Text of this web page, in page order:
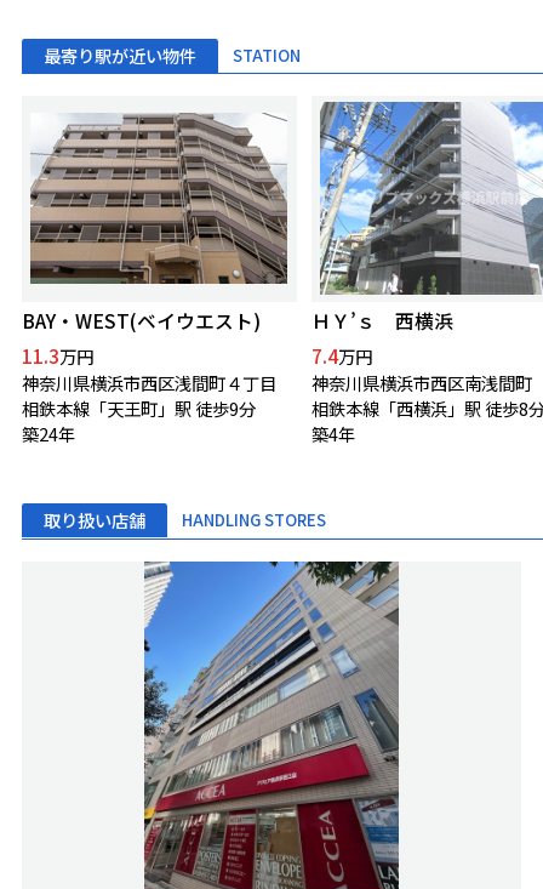
最寄り駅が近い物件 STATION
BAY・WEST(ベイウエスト)
11.3万円
神奈川県横浜市西区浅間町４丁目
相鉄本線「天王町」駅 徒歩9分
築24年
ＨＹ’ｓ 西横浜
7.4万円
神奈川県横浜市西区南浅間町
相鉄本線「西横浜」駅 徒歩8
築4年
取り扱い店舗 HANDLING STORES